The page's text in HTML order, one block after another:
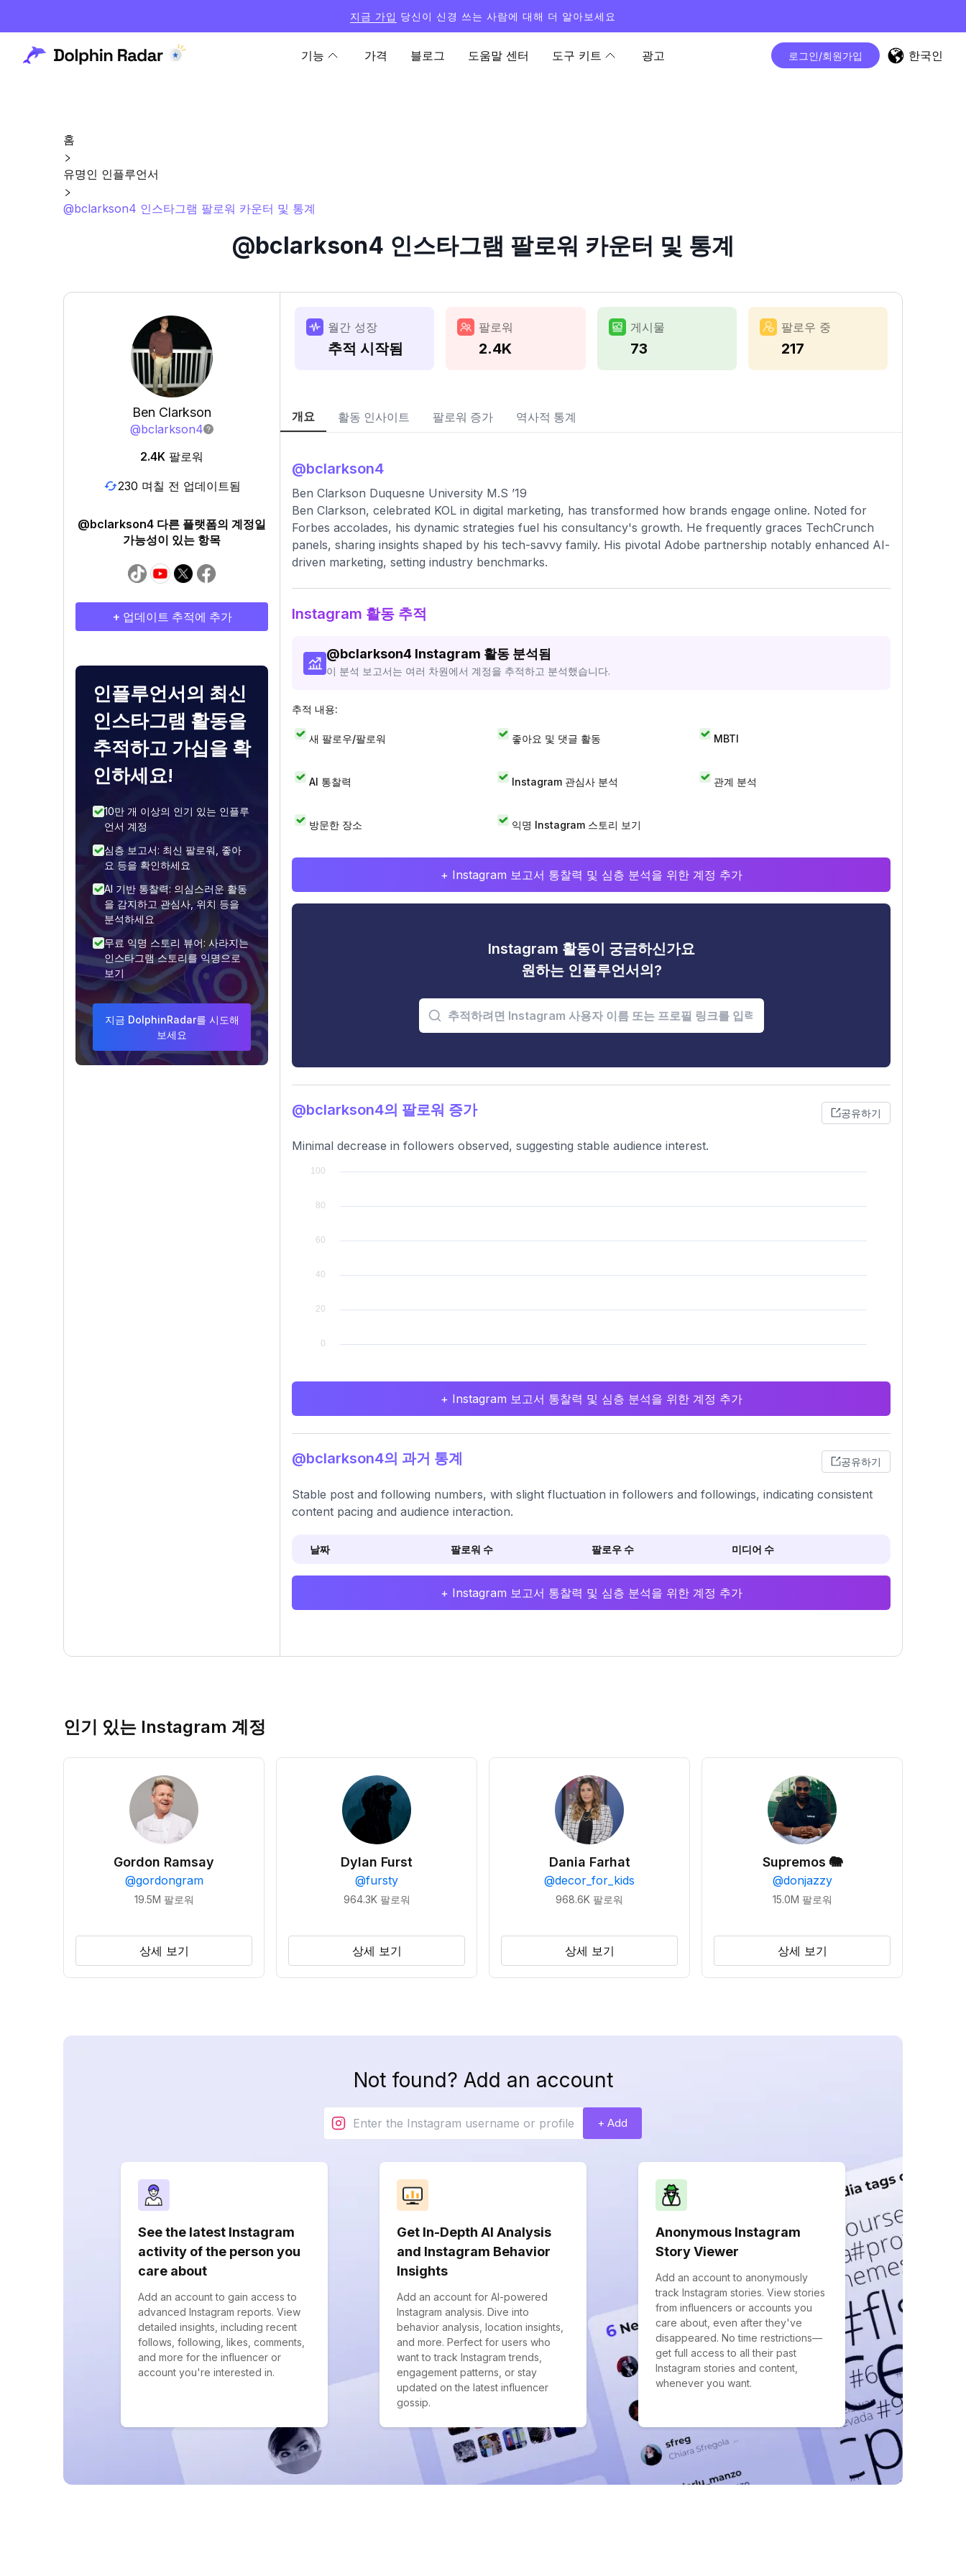
지금 가입 당신이 신경 쓰는 사람에 대해 더 알아보세요
기능 가격 블로그 도움말 센터 도구 키트 광고 로그인/회원가입 한국인
홈
유명인 인플루언서
@bclarkson4 인스타그램 팔로워 카운터 및 통계
@bclarkson4 인스타그램 팔로워 카운터 및 통계
Ben Clarkson
@bclarkson4
2.4K 팔로워
230 며칠 전 업데이트됨
@bclarkson4 다른 플랫폼의 계정일
가능성이 있는 항목
+ 업데이트 추적에 추가
인플루언서의 최신
인스타그램 활동을
추적하고 가십을 확
인하세요!
10만 개 이상의 인기 있는 인플루
언서 계정
심층 보고서: 최신 팔로워, 좋아
요 등을 확인하세요
AI 기반 통찰력: 의심스러운 활동
을 감지하고 관심사, 위치 등을
분석하세요
무료 익명 스토리 뷰어: 사라지는
인스타그램 스토리를 익명으로
보기
지금 DolphinRadar를 시도해
보세요
월간 성장
추적 시작됨
팔로워
2.4K
게시물
73
팔로우 중
217
개요 활동 인사이트 팔로워 증가 역사적 통계
@bclarkson4
Ben Clarkson Duquesne University M.S ’19
Ben Clarkson, celebrated KOL in digital marketing, has transformed how brands engage online. Noted for
Forbes accolades, his dynamic strategies fuel his consultancy's growth. He frequently graces TechCrunch
panels, sharing insights shaped by his tech-savvy family. His pivotal Adobe partnership notably enhanced AI-
driven marketing, setting industry benchmarks.
Instagram 활동 추적
@bclarkson4 Instagram 활동 분석됨
이 분석 보고서는 여러 차원에서 계정을 추적하고 분석했습니다.
추적 내용:
새 팔로우/팔로워 좋아요 및 댓글 활동 MBTI
AI 통찰력 Instagram 관심사 분석 관계 분석
방문한 장소 익명 Instagram 스토리 보기
+ Instagram 보고서 통찰력 및 심층 분석을 위한 계정 추가
Instagram 활동이 궁금하신가요
원하는 인플루언서의?
@bclarkson4의 팔로워 증가 공유하기
Minimal decrease in followers observed, suggesting stable audience interest.
+ Instagram 보고서 통찰력 및 심층 분석을 위한 계정 추가
@bclarkson4의 과거 통계 공유하기
Stable post and following numbers, with slight fluctuation in followers and followings, indicating consistent
content pacing and audience interaction.
날짜 팔로워 수 팔로우 수 미디어 수
+ Instagram 보고서 통찰력 및 심층 분석을 위한 계정 추가
인기 있는 Instagram 계정
Gordon Ramsay
@gordongram
19.5M 팔로워
상세 보기
Dylan Furst
@fursty
964.3K 팔로워
상세 보기
Dania Farhat
@decor_for_kids
968.6K 팔로워
상세 보기
Supremos 🐘
@donjazzy
15.0M 팔로워
상세 보기
Not found? Add an account
+ Add
See the latest Instagram
activity of the person you
care about
Add an account to gain access to
advanced Instagram reports. View
detailed insights, including recent
follows, following, likes, comments,
and more for the influencer or
account you're interested in.
Get In-Depth AI Analysis
and Instagram Behavior
Insights
Add an account for AI-powered
Instagram analysis. Dive into
behavior analysis, location insights,
and more. Perfect for users who
want to track Instagram trends,
engagement patterns, or stay
updated on the latest influencer
gossip.
Anonymous Instagram
Story Viewer
Add an account to anonymously
track Instagram stories. View stories
from influencers or accounts you
care about, even after they've
disappeared. No time restrictions—
get full access to all their past
Instagram stories and content,
whenever you want.